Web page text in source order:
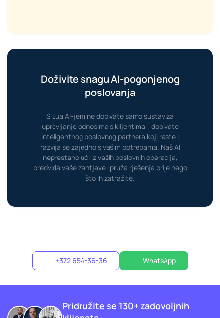
Doživite snagu AI-pogonjenog
poslovanja
S Lua AI-jem ne dobivate samo sustav za
upravljanje odnosima s klijentima - dobivate
inteligentnog poslovnog partnera koji raste i
razvija se zajedno s vašim potrebama. Naš AI
neprestano uči iz vaših poslovnih operacija,
predviđa vaše zahtjeve i pruža rješenja prije nego
što ih zatražite.
+372 654-36-36 WhatsApp
Pridružite se 130+ zadovoljnih